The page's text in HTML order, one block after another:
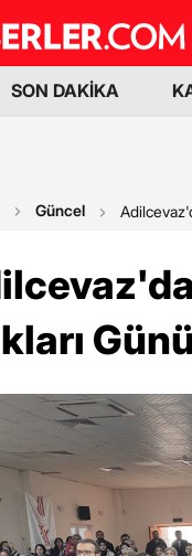
SON DAKİKA
Güncel